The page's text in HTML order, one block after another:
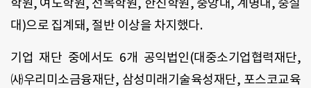
학원, 여도학원, 선목학원, 한신학원, 중앙대, 계명대, 숭실
대)으로 집계돼, 절반 이상을 차지했다.
기업 재단 중에서도 6개 공익법인(대중소기업협력재단,
㈔우리미소금융재단, 삼성미래기술육성재단, 포스코교육